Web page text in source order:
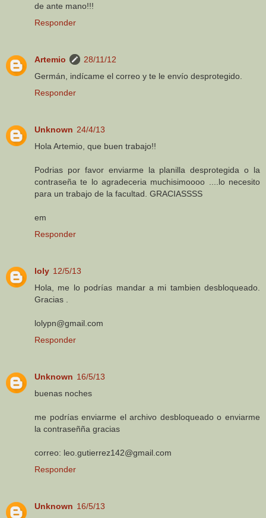
de ante mano!!!
Responder
Artemio
28/11/12
Germán, indícame el correo y te le envío desprotegido.
Responder
Unknown 24/4/13
Hola Artemio, que buen trabajo!!
Podrias por favor enviarme la planilla desprotegida o la
contraseña te lo agradeceria muchisimoooo ....lo necesito
para un trabajo de la facultad. GRACIASSSS
em
Responder
loly 12/5/13
Hola, me lo podrías mandar a mi tambien desbloqueado.
Gracias .
lolypn@gmail.com
Responder
Unknown 16/5/13
buenas noches
me podrías enviarme el archivo desbloqueado o enviarme
la contraseñña gracias
correo: leo.gutierrez142@gmail.com
Responder
Unknown 16/5/13